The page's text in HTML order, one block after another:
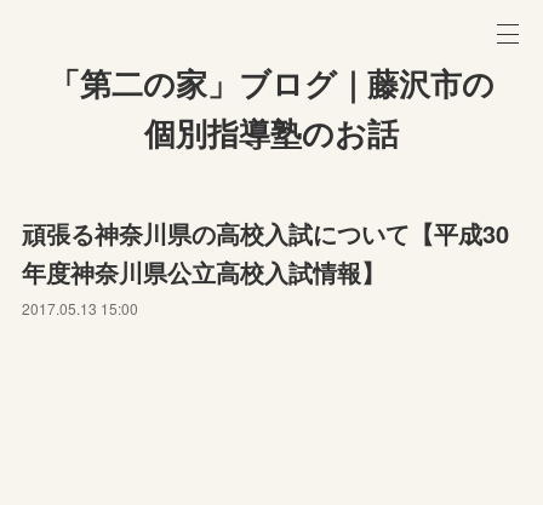
「第二の家」ブログ｜藤沢市の
個別指導塾のお話
頑張る神奈川県の高校入試について【平成30
年度神奈川県公立高校入試情報】
2017.05.13 15:00